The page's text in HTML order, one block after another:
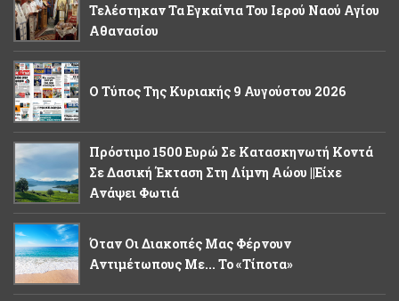
Τελέστηκαν Τα Εγκαίνια Του Ιερού Ναού Αγίου
Αθανασίου
Ο Τύπος Της Κυριακής 9 Αυγούστου 2026
Πρόστιμο 1500 Ευρώ Σε Κατασκηνωτή Κοντά
Σε Δασική Έκταση Στη Λίμνη Αώου ||Είχε
Ανάψει Φωτιά
Όταν Οι Διακοπές Μας Φέρνουν
Αντιμέτωπους Με... Το «τίποτα»